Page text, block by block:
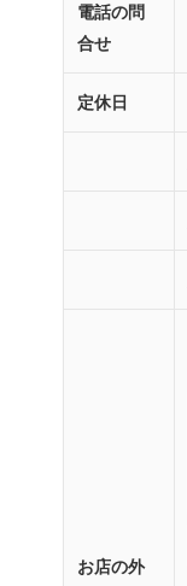
電話の問
合せ
定休日
お店の外